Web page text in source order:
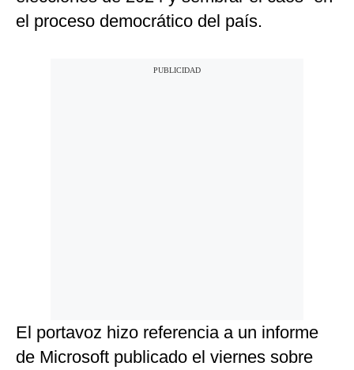
el proceso democrático del país.
El portavoz hizo referencia a un informe
de Microsoft publicado el viernes sobre